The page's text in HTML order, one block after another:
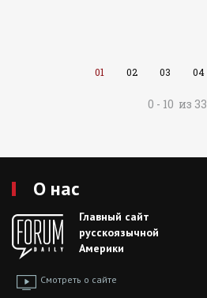
01 02 03 04
0 - 10 из 33
О нас
Главный сайт
русскоязычной
Америки
Смотреть о сайте